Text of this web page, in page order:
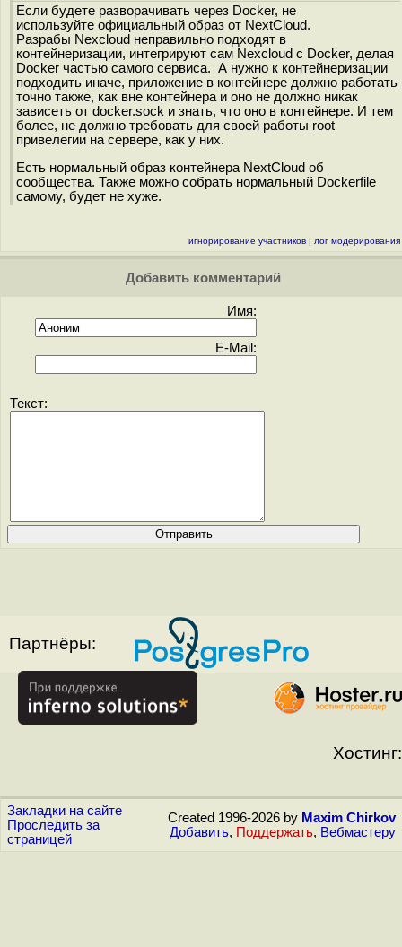
Если будете разворачивать через Docker, не
используйте официальный образ от NextCloud.
Разрабы Nexcloud неправильно подходят в
контейнеризации, интегрируют сам Nexcloud с Docker, делая
Docker частью самого сервиса. А нужно к контейнеризации
подходить иначе, приложение в контейнере должно работать
точно также, как вне контейнера и оно не должно никак
зависеть от docker.sock и знать, что оно в контейнере. И тем
более, не должно требовать для своей работы root
привелегии на сервере, как у них.
Есть нормальный образ контейнера NextCloud об
сообщества. Также можно собрать нормальный Dockerfile
самому, будет не хуже.
игнорирование участников | лог модерирования
Добавить комментарий
Имя:
E-Mail:
Текст:
Партнёры:
Хостинг:
Закладки на сайте
Проследить за
страницей
Created 1996-2026 by Maxim Chirkov
Добавить, Поддержать, Вебмастеру